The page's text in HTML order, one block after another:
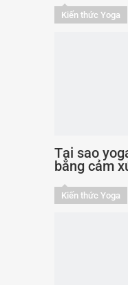
Kiến thức Yoga
Tại sao
bằng cảm
Kiến thức Yoga